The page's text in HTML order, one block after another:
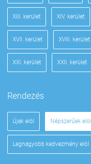
XIII. kerület XIV. kerület
XVII. kerület XVIII. kerület
XXI. kerület XXII. kerület
Rendezés
Újak elöl Népszerűek elöl
Legnagyobb kedvezmény elöl